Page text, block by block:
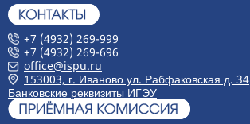
+7 (4932) 269-999
+7 (4932) 269-696
office@ispu.ru
153003, г. Иваново ул. Рабфаковская д. 34
Банковские реквизиты ИГЭУ